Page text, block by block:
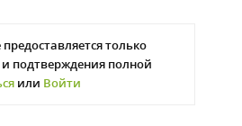
только
подтверждения полной
или Войти